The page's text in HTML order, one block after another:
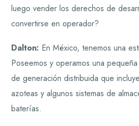
luego vender los derechos de
convertirse en operador?
Dalton: En México, tenemos una
Poseemos y operamos una
de generación distribuida que
azoteas y algunos sistemas de
baterías.